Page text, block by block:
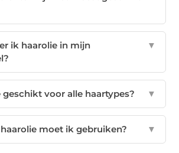
ik haarolie in mijn
▼
geschikt voor alle haartypes? ▼
moet ik gebruiken? ▼